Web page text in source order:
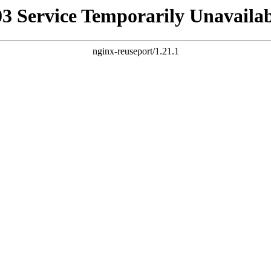
Service Temporarily
nginx-reuseport/1.21.1